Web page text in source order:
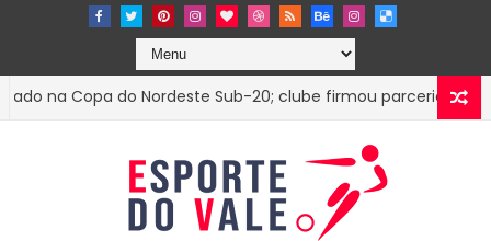
do Nordeste Sub-20; clube firmou parceria com o